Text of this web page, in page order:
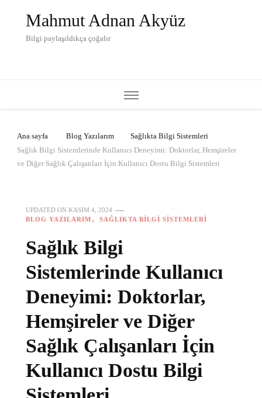
Mahmut Adnan Akyüz
Bilgi paylaşıldıkça çoğalır
Ana sayfa Blog Yazılarım
Sağlıkta Bilgi Sistemleri
Sağlık Bilgi Sistemlerinde Kullanıcı Deneyimi: Doktorlar, Hemşireler
ve Diğer Sağlık Çalışanları İçin Kullanıcı Dostu Bilgi Sistemleri
UPDATED ON KASIM 4, 2024
BLOG YAZILARIM
SAĞLIKTA BILGI SISTEMLERI
Sağlık Bilgi
Sistemlerinde Kullanıcı
Deneyimi: Doktorlar,
Hemşireler ve Diğer
Sağlık Çalışanları İçin
Kullanıcı Dostu Bilgi